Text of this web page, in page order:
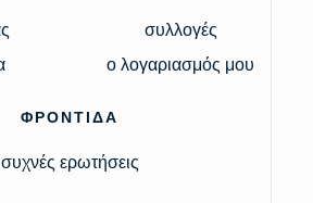
συλλογές
ο λογαριασμός μου
ΦΡΟΝΤΙΔΑ
συχνές ερωτήσεις